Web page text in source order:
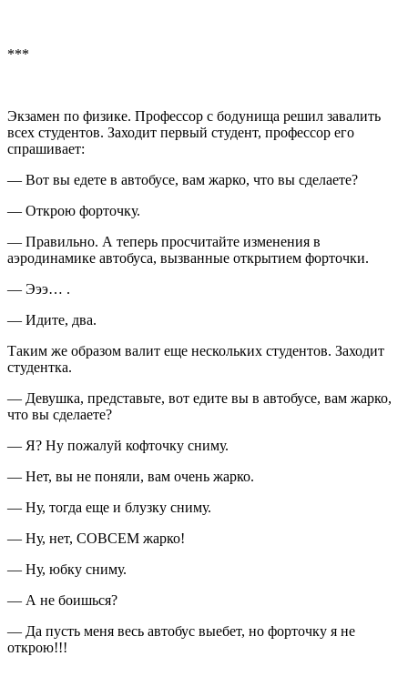
***
Экзамен по физике. Профессор с бодунища решил завалить
всех студентов. Заходит первый студент, профессор его
спрашивает:
— Вот вы едете в автобусе, вам жарко, что вы сделаете?
— Открою форточку.
— Правильно. А теперь просчитайте изменения в
аэродинамике автобуса, вызванные открытием форточки.
— Эээ… .
— Идите, два.
Таким же образом валит еще нескольких студентов. Заходит
студентка.
— Девушка, представьте, вот едите вы в автобусе, вам жарко,
что вы сделаете?
— Я? Ну пожалуй кофточку сниму.
— Нет, вы не поняли, вам очень жарко.
— Ну, тогда еще и блузку сниму.
— Ну, нет, СОВСЕМ жарко!
— Ну, юбку сниму.
— А не боишься?
— Да пусть меня весь автобус выебет, но форточку я не
открою!!!